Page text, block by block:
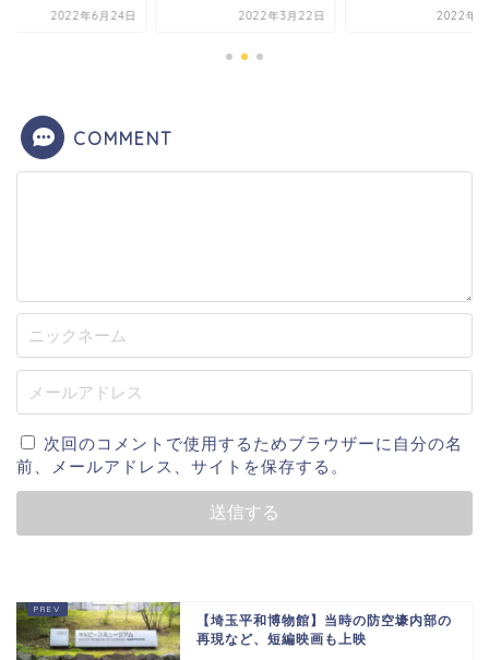
2022年6月24日 2022年3月22日 2022年7
COMMENT
次回のコメントで使用するためブラウザーに自分の名
前、メールアドレス、サイトを保存する。
【埼玉平和博物館】当時の防空壕内部の
再現など、短編映画も上映